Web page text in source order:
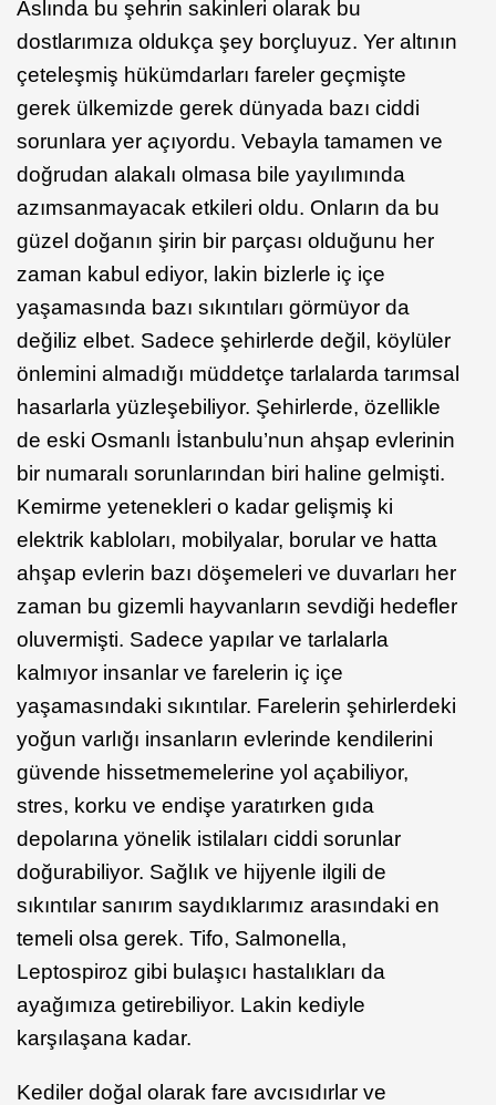
Aslında bu şehrin sakinleri olarak bu
dostlarımıza oldukça şey borçluyuz. Yer altının
çeteleşmiş hükümdarları fareler geçmişte
gerek ülkemizde gerek dünyada bazı ciddi
sorunlara yer açıyordu. Vebayla tamamen ve
doğrudan alakalı olmasa bile yayılımında
azımsanmayacak etkileri oldu. Onların da bu
güzel doğanın şirin bir parçası olduğunu her
zaman kabul ediyor, lakin bizlerle iç içe
yaşamasında bazı sıkıntıları görmüyor da
değiliz elbet. Sadece şehirlerde değil, köylüler
önlemini almadığı müddetçe tarlalarda tarımsal
hasarlarla yüzleşebiliyor. Şehirlerde, özellikle
de eski Osmanlı İstanbulu’nun ahşap evlerinin
bir numaralı sorunlarından biri haline gelmişti.
Kemirme yetenekleri o kadar gelişmiş ki
elektrik kabloları, mobilyalar, borular ve hatta
ahşap evlerin bazı döşemeleri ve duvarları her
zaman bu gizemli hayvanların sevdiği hedefler
oluvermişti. Sadece yapılar ve tarlalarla
kalmıyor insanlar ve farelerin iç içe
yaşamasındaki sıkıntılar. Farelerin şehirlerdeki
yoğun varlığı insanların evlerinde kendilerini
güvende hissetmemelerine yol açabiliyor,
stres, korku ve endişe yaratırken gıda
depolarına yönelik istilaları ciddi sorunlar
doğurabiliyor. Sağlık ve hijyenle ilgili de
sıkıntılar sanırım saydıklarımız arasındaki en
temeli olsa gerek. Tifo, Salmonella,
Leptospiroz gibi bulaşıcı hastalıkları da
ayağımıza getirebiliyor. Lakin kediyle
karşılaşana kadar.
Kediler doğal olarak fare avcısıdırlar ve